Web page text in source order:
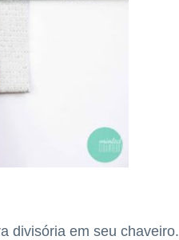
divisória em seu chaveiro.